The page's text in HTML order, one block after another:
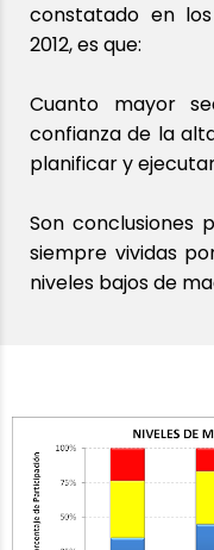
constatado en
2012, es que:
Cuanto mayor
confianza de la
planificar y
Son conclusiones
siempre vividas
niveles bajos de